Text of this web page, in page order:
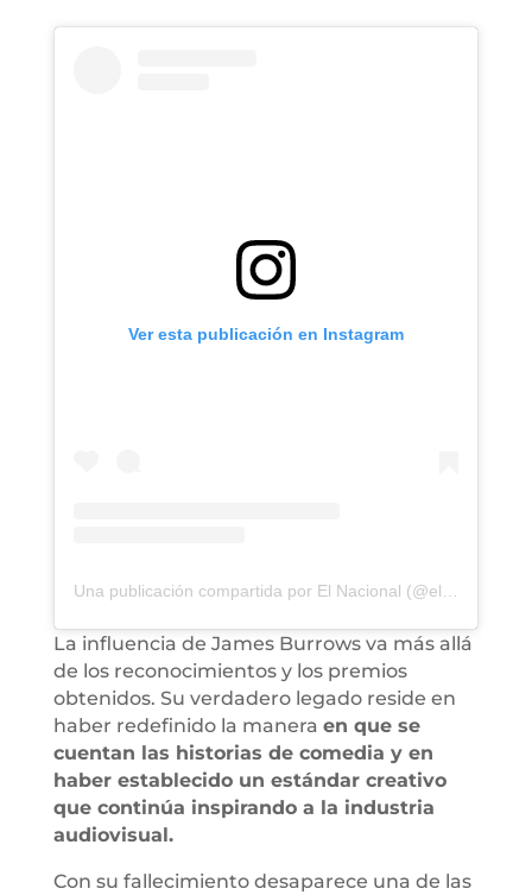
Ver esta publicación en Instagram
La influencia de James Burrows va más allá
de los reconocimientos y los premios
obtenidos. Su verdadero legado reside en
haber redefinido la manera en que se
cuentan las historias de comedia y en
haber establecido un estándar creativo
que continúa inspirando a la industria
audiovisual.
Con su fallecimiento desaparece una de las